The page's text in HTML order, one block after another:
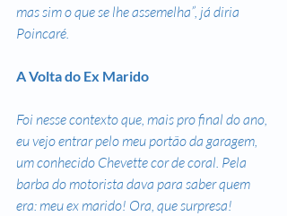
mas sim o que se lhe assemelha”, já diria
Poincaré.
A Volta do Ex Marido
Foi nesse contexto que, mais pro final do ano,
eu vejo entrar pelo meu portão da garagem,
um conhecido Chevette cor de coral. Pela
barba do motorista dava para saber quem
era: meu ex marido! Ora, que surpresa!